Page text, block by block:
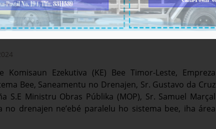
Monitoriza Projetu Estrada & Drenajen ne’ebé
Laran & Cristo Rei
Komisaun Ezekutiva (KE) Bee Timor-Leste, Empreza
Bee, Saneamentu no Drenajen, Sr. Gustavo da Cruz
S.E Ministru Obras Públika (MOP), Sr. Samuel Marçal
drenajen ne’ebé paralelu ho sistema bee, iha área